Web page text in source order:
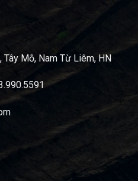
Tây Mỗ, Nam Từ Liêm, HN